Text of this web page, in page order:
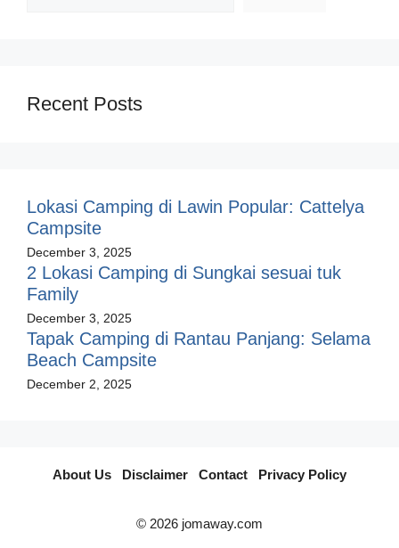
Recent Posts
Lokasi Camping di Lawin Popular: Cattelya
Campsite
December 3, 2025
2 Lokasi Camping di Sungkai sesuai tuk
Family
December 3, 2025
Tapak Camping di Rantau Panjang: Selama
Beach Campsite
December 2, 2025
About Us Disclaimer Contact Privacy Policy
© 2026 jomaway.com